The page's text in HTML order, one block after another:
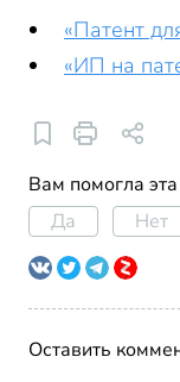
«Патент
«ИП на
Вам помогла эта
Да
Нет
Оставить